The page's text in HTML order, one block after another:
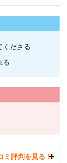
くださる
る
ミ評判を見る！